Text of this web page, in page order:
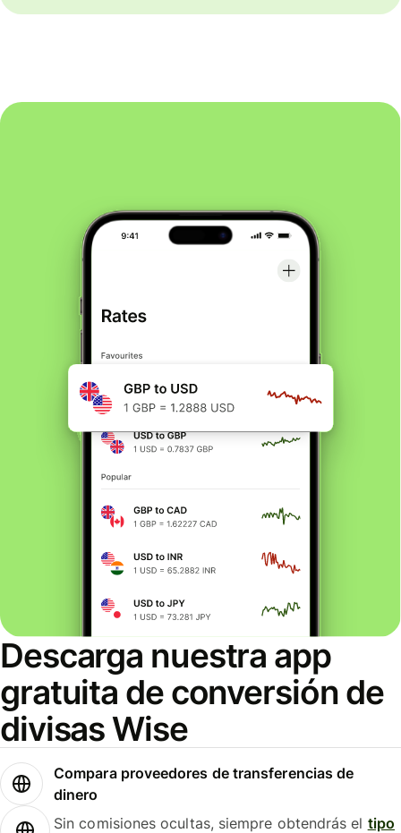
Descarga nuestra app
gratuita de conversión de
divisas Wise
Compara proveedores de transferencias de
dinero
Sin comisiones ocultas, siempre obtendrás el tipo